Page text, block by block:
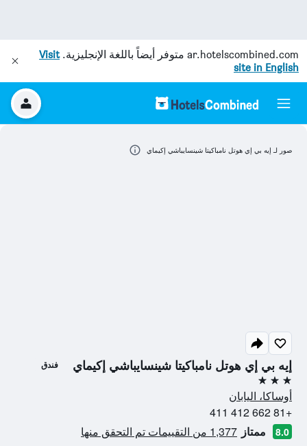
ar.hotelscombined.com متوفر أيضاً باللغة الإنجليزية.Visit
site in English
إيه بي إي هوتل نامباكيتا شينسايباشي إكيماي فندق
3 نجوم
أوساكا، اليابان
+81 662 412 411
8.0 ممتاز 1,377 من التقييمات تم التحقق منها
صور لـ إيه بي إي هوتل نامباكيتا شينسايباشي إكيماي